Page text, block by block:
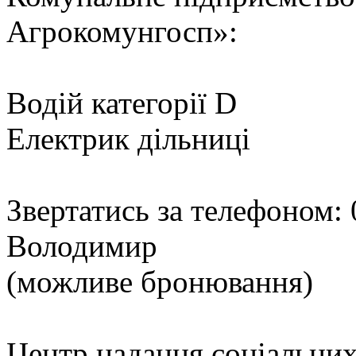
Агрокомунгосп»:
Водій категорії D
Електрик дільниці
Звертатись за
Володимир
(можливе бронювання)